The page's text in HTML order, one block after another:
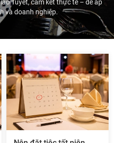
Tuyết, cam kết thực tế – dễ áp
và doanh nghiệp.